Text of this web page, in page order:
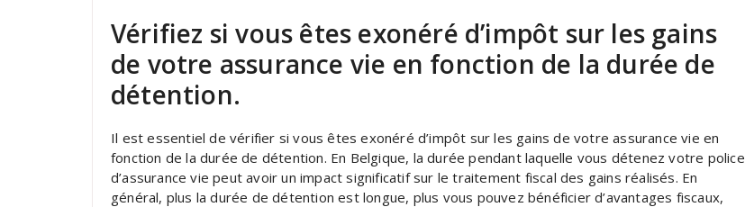
Vérifiez si vous êtes exonéré d’impôt sur les gains
de votre assurance vie en fonction de la durée de
détention.
Il est essentiel de vérifier si vous êtes exonéré d’impôt sur les gains de votre assurance vie en
fonction de la durée de détention. En Belgique, la durée pendant laquelle vous détenez votre police
d’assurance vie peut avoir un impact significatif sur le traitement fiscal des gains réalisés. En
général, plus la durée de détention est longue, plus vous pouvez bénéficier d’avantages fiscaux,